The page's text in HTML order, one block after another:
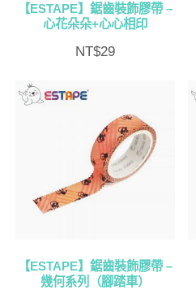
【ESTAPE】鋸齒裝飾膠帶 –
心花朵朵+心心相印
NT$29
【ESTAPE】鋸齒裝飾膠帶 –
幾何系列（腳踏車）